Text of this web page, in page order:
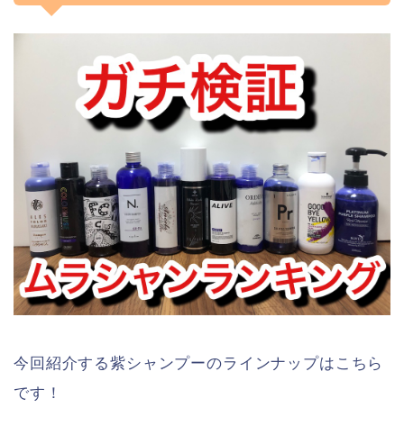
今回紹介する紫シャンプーのラインナップはこちら
です！